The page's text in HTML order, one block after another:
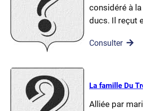
considéré à
ducs. Il reçut
Consulter
La famille Du
Alliée par